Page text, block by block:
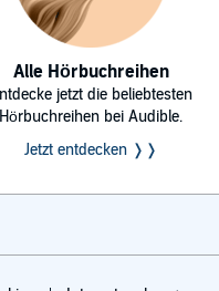
Alle Hörbuchreihen
jetzt die beliebtesten
Hörbuchreihen bei Audible.
Jetzt entdecken ❭❭